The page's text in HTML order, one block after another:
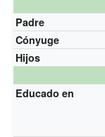
Padre
Cónyuge
Hijos
Educado en